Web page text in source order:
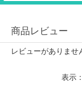
商品レビュー
レビューがありませ
表示